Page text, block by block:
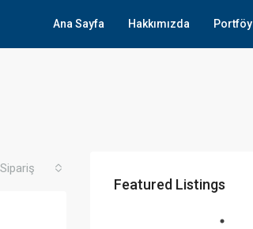
Ana Sayfa Hakkımızda Portföy
Featured Listings